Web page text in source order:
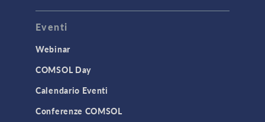
Eventi
Webinar
COMSOL Day
Calendario Eventi
Conferenze COMSOL